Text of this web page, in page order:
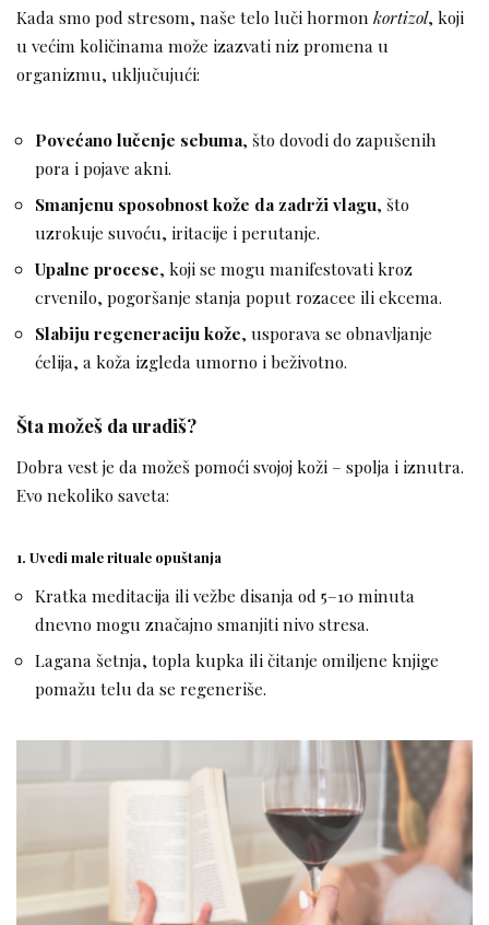
Kada smo pod stresom, naše telo luči hormon kortizol, koji
u većim količinama može izazvati niz promena u
organizmu, uključujući:
Povećano lučenje sebuma, što dovodi do zapušenih
pora i pojave akni.
Smanjenu sposobnost kože da zadrži vlagu, što
uzrokuje suvoću, iritacije i perutanje.
Upalne procese, koji se mogu manifestovati kroz
crvenilo, pogoršanje stanja poput rozacee ili ekcema.
Slabiju regeneraciju kože, usporava se obnavljanje
ćelija, a koža izgleda umorno i beživotno.
Šta možeš da uradiš?
Dobra vest je da možeš pomoći svojoj koži – spolja i iznutra.
Evo nekoliko saveta:
1. Uvedi male rituale opuštanja
Kratka meditacija ili vežbe disanja od 5–10 minuta
dnevno mogu značajno smanjiti nivo stresa.
Lagana šetnja, topla kupka ili čitanje omiljene knjige
pomažu telu da se regeneriše.